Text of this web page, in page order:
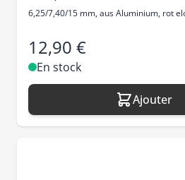
6,25/7,40/15 mm, aus Aluminium, rot
12,90 €
En stock
Ajouter